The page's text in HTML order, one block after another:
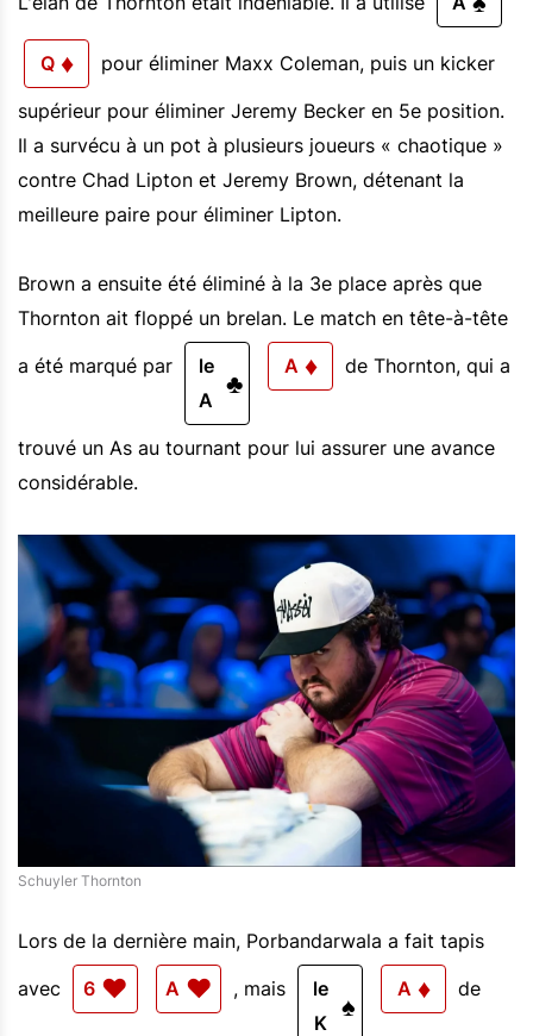
Q ♦
pour éliminer Maxx Coleman, puis un kicker
supérieur pour éliminer Jeremy Becker en 5e position.
Il a survécu à un pot à plusieurs joueurs « chaotique »
contre Chad Lipton et Jeremy Brown, détenant la
meilleure paire pour éliminer Lipton.
Brown a ensuite été éliminé à la 3e place après que
Thornton ait floppé un brelan. Le match en tête-à-tête
a été marqué par
le
A
♣
A ♦ de Thornton, qui a
trouvé un As au tournant pour lui assurer une avance
considérable.
Schuyler Thornton
Lors de la dernière main, Porbandarwala a fait tapis
avec
6 ♥ A ♥ , mais
le
K
♠
A ♦ de